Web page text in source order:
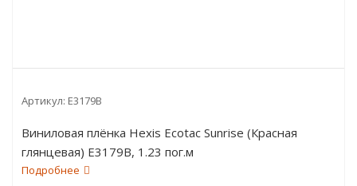
Артикул: E3179B
Виниловая плёнка Hexis Ecotac Sunrise (Красная
глянцевая) E3179B, 1.23 пог.м
Подробнее